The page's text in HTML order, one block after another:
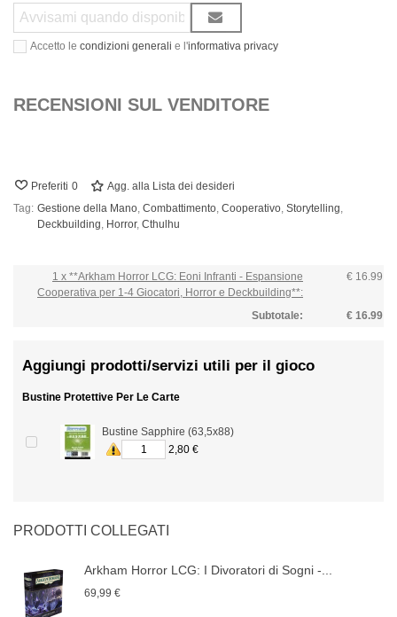
Accetto le condizioni generali e l'informativa privacy
RECENSIONI SUL VENDITORE
Preferiti 0
Agg. alla Lista dei desideri
Tag: Gestione della Mano, Combattimento, Cooperativo, Storytelling,
Deckbuilding, Horror, Cthulhu
1 x **Arkham Horror LCG: Eoni Infranti - Espansione
Cooperativa per 1-4 Giocatori, Horror e Deckbuilding**:
€ 16.99
Subtotale: € 16.99
Aggiungi prodotti/servizi utili per il gioco
Bustine Protettive Per Le Carte
Bustine Sapphire (63,5x88)
2,80 €
PRODOTTI COLLEGATI
Arkham Horror LCG: I Divoratori di Sogni -...
69,99 €